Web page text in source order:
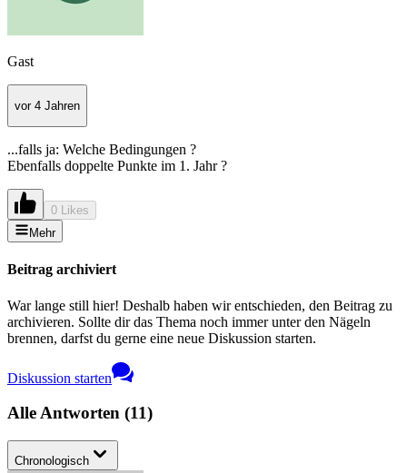
Gast
vor 4 Jahren
...falls ja: Welche Bedingungen ?
Ebenfalls doppelte Punkte im 1. Jahr ?
0 Likes
Mehr
Beitrag archiviert
War lange still hier! Deshalb haben wir entschieden, den Beitrag zu
archivieren. Sollte dir das Thema noch immer unter den Nägeln
brennen, darfst du gerne eine neue Diskussion starten.
Diskussion starten
Alle Antworten (11)
Chronologisch